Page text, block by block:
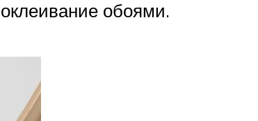
обоями.